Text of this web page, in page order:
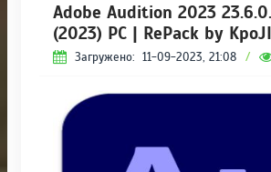
Adobe Audition 2023
(2023) РС | RePack by
Загружено: 11-09-2023, 21:08 /